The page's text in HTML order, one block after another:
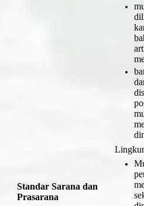
Standar Sarana dan
Prasarana